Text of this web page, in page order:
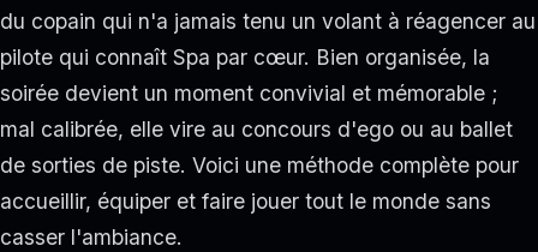
du copain qui n'a jamais tenu un volant à réagencer au
pilote qui connaît Spa par cœur. Bien organisée, la
soirée devient un moment convivial et mémorable ;
mal calibrée, elle vire au concours d'ego ou au ballet
de sorties de piste. Voici une méthode complète pour
accueillir, équiper et faire jouer tout le monde sans
casser l'ambiance.